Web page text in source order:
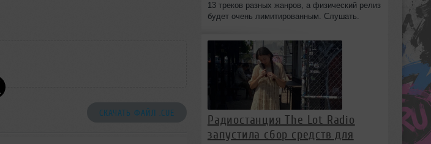
СКАЧАТЬ ФАЙЛ .CUE
13 треков разных жанров, а физический релиз
будет очень лимитированным. Слушать.
Радиостанция The Lot Radio
запустила сбор средств для